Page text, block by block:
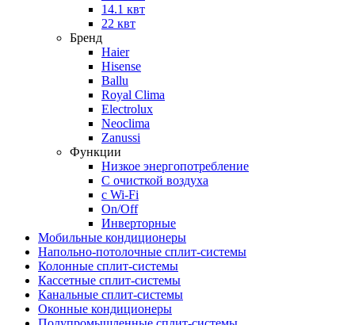
14.1 квт
22 квт
Бренд
Haier
Hisense
Ballu
Royal Clima
Electrolux
Neoclima
Zanussi
Функции
Низкое энергопотребление
С очисткой воздуха
с Wi-Fi
On/Off
Инверторные
Мобильные кондиционеры
Напольно-потолоч​ные ​сплит-системы
Колонные ​​сплит-системы
Кассетные сплит-системы
Канальные сплит-системы
Оконные кондиционеры